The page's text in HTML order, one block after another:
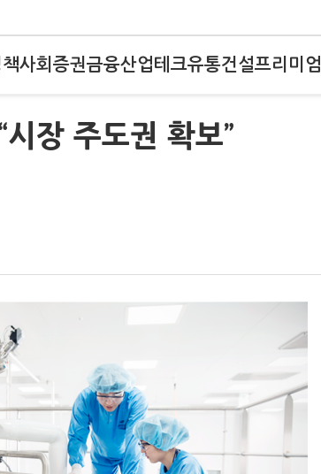
사회 증권금융산업테크유통건설프리미엄
장 주도권 확보”